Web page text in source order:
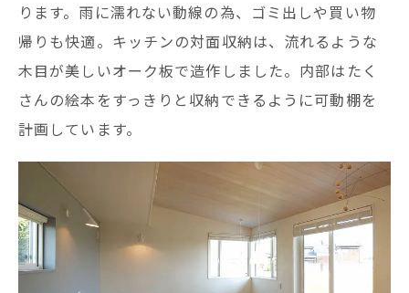
ります。雨に濡れない動線の為、ゴミ出しや買い物
帰りも快適。キッチンの対面収納は、流れるような
木目が美しいオーク板で造作しました。内部はたく
さんの絵本をすっきりと収納できるように可動棚を
計画しています。